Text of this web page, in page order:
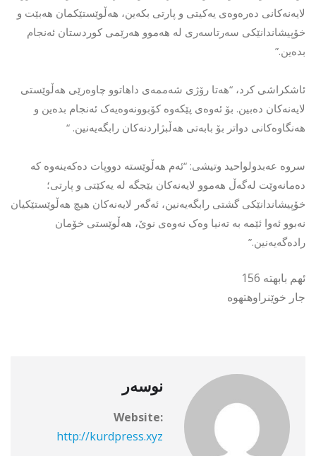
لایەنەکانی دەرەوەی یەکیتی و پارتی بکەین، هەڵوێستێکمان هەبێت و
خۆپیشاندانێکی سەرتاسەری لە هەموو هەرێمی کوردستان ئەنجام
بدەین.”
ئاشکراشی کرد، “هەتا رۆژی شەممەی داهاتوو چاوەرێی هەڵوێستی
لایەنەکان دەبین. بۆ ئەوەی پێکەوە کۆبوونەوەیەک ئەنجام بدەین و
هەنگاوەکانی دواتر بۆ بابەتی هەڵبژاردنەکان رابگەیەنین. “
سروە عەبدولواحید وتیشی: “ئەم هەڵوێستە دووپات دەکەینەوە کە
دەمانەوێت لەگەڵ هەموو لایەنەکان بێجگە لە یەکێتی و پارتی؛
خۆپیشاندانێکی گشتی رابگەیەنین، ئەگەر لایەنەکان هیچ هەڵوێستێکیان
نەبوو ئەوا ئێمە بە تەنیا وەک نەوەی نوێ، هەڵوێستی خۆمان
رادەگەیەنین.”
ئهم بابهته 156
جار خوێنراوهتهوه
نوسەر
Website:
http://kurdpress.xyz